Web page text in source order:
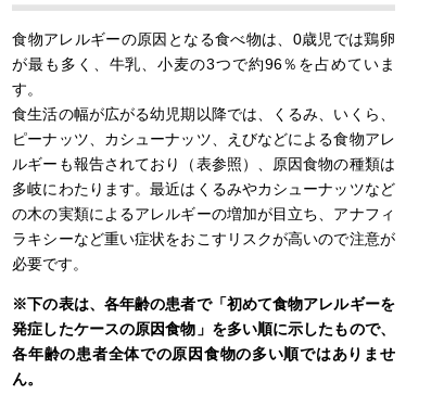
食物アレルギーの原因となる食べ物は、0歳児では鶏卵
が最も多く、牛乳、小麦の3つで約96％を占めていま
す。
食生活の幅が広がる幼児期以降では、くるみ、いくら、
ピーナッツ、カシューナッツ、えびなどによる食物アレ
ルギーも報告されており（表参照）、原因食物の種類は
多岐にわたります。最近はくるみやカシューナッツなど
の木の実類によるアレルギーの増加が目立ち、アナフィ
ラキシーなど重い症状をおこすリスクが高いので注意が
必要です。
※下の表は、各年齢の患者で「初めて食物アレルギーを
発症したケースの原因食物」を多い順に示したもので、
各年齢の患者全体での原因食物の多い順ではありませ
ん。